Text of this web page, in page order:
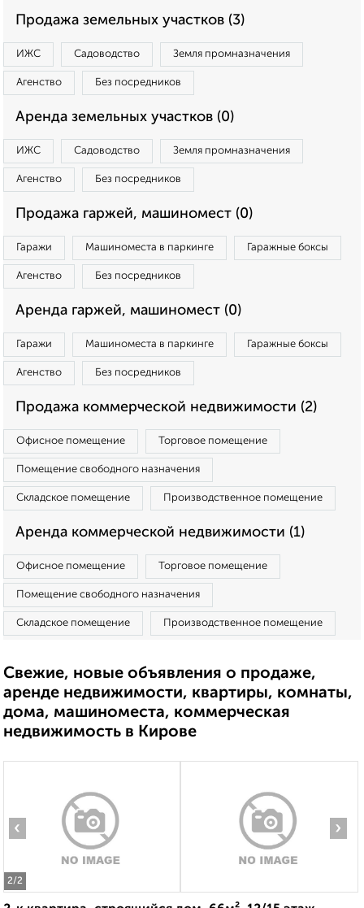
Продажа земельных участков (3)
ИЖС Садоводство Земля промназначения
Агенство Без посредников
Аренда земельных участков (0)
ИЖС Садоводство Земля промназначения
Агенство Без посредников
Продажа гаржей, машиномест (0)
Гаражи Машиноместа в паркинге Гаражные боксы
Агенство Без посредников
Аренда гаржей, машиномест (0)
Гаражи Машиноместа в паркинге Гаражные боксы
Агенство Без посредников
Продажа коммерческой недвижимости (2)
Офисное помещение Торговое помещение
Помещение свободного назначения
Складское помещение Производственное помещение
Аренда коммерческой недвижимости (1)
Офисное помещение Торговое помещение
Помещение свободного назначения
Складское помещение Производственное помещение
Свежие, новые объявления о продаже,
аренде недвижимости, квартиры, комнаты,
дома, машиноместа, коммерческая
недвижимость в Кирове
2/2
‹ ›